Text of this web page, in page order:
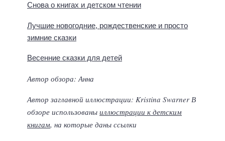
Снова о книгах и детском чтении
Лучшие новогодние, рождественские и просто
зимние сказки
Весенние сказки для детей
Автор обзора: Анна
Автор заглавной иллюстрации: Kristina Swarner В
обзоре использованы иллюстрации к детским
книгам, на которые даны ссылки